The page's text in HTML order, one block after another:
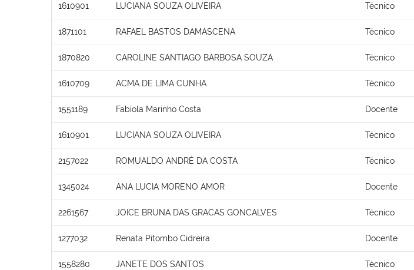
1610901 LUCIANA SOUZA OLIVEIRA Técnico
1871101 RAFAEL BASTOS DAMASCENA Técnico
1870820 CAROLINE SANTIAGO BARBOSA SOUZA Técnico
1610709 ACMA DE LIMA CUNHA Técnico
1551189 Fabíola Marinho Costa Docente
1610901 LUCIANA SOUZA OLIVEIRA Técnico
2157022 ROMUALDO ANDRÉ DA COSTA Técnico
1345024 ANA LUCIA MORENO AMOR Docente
2261567 JOICE BRUNA DAS GRACAS GONCALVES Técnico
1277032 Renata Pitombo Cidreira Docente
1558280 JANETE DOS SANTOS Técnico